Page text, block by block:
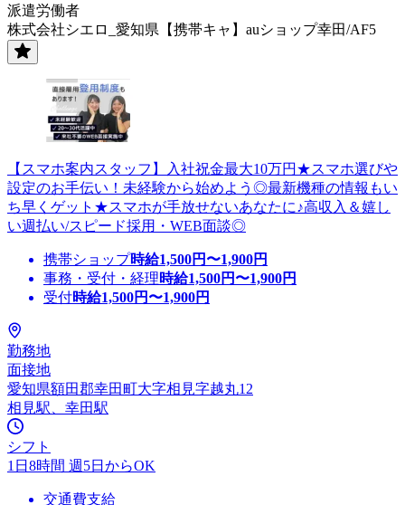
派遣労働者
株式会社シエロ_愛知県【携帯キャ】auショップ幸田/AF5
【スマホ案内スタッフ】入社祝金最大10万円★スマホ選びや
設定のお手伝い！未経験から始めよう◎最新機種の情報もい
ち早くゲット★スマホが手放せないあなたに♪高収入＆嬉し
い週払い/スピード採用・WEB面談◎
携帯ショップ時給1,500円〜1,900円
事務・受付・経理時給1,500円〜1,900円
受付時給1,500円〜1,900円
勤務地
面接地
愛知県額田郡幸田町大字相見字越丸12
相見駅、幸田駅
シフト
1日8時間 週5日からOK
交通費支給